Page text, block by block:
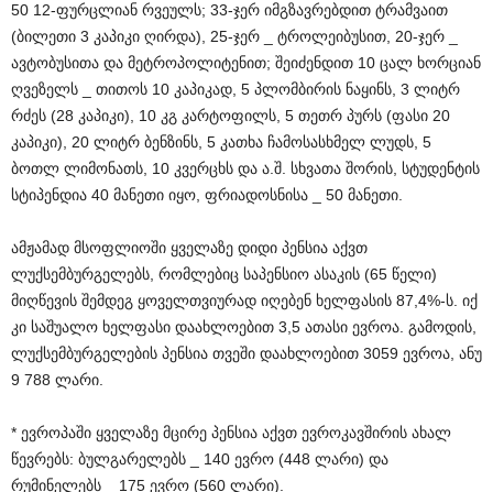
50 12-ფურცლიან რვეულს; 33-ჯერ იმგზავრებდით ტრამვაით
(ბილეთი 3 კაპიკი ღირდა), 25-ჯერ _ ტროლეიბუსით, 20-ჯერ _
ავტობუსითა და მეტროპოლიტენით; შეიძენდით 10 ცალ ხორციან
ღვეზელს _ თითოს 10 კაპიკად, 5 პლომბირის ნაყინს, 3 ლიტრ
რძეს (28 კაპიკი), 10 კგ კარტოფილს, 5 თეთრ პურს (ფასი 20
კაპიკი), 20 ლიტრ ბენზინს, 5 კათხა ჩამოსასხმელ ლუდს, 5
ბოთლ ლიმონათს, 10 კვერცხს და ა.შ. სხვათა შორის, სტუდენტის
სტიპენდია 40 მანეთი იყო, ფრიადოსნისა _ 50 მანეთი.
ამჟამად მსოფლიოში ყველაზე დიდი პენსია აქვთ
ლუქსემბურგელებს, რომლებიც საპენსიო ასაკის (65 წელი)
მიღწევის შემდეგ ყოველთვიურად იღებენ ხელფასის 87,4%-ს. იქ
კი საშუალო ხელფასი დაახლოებით 3,5 ათასი ევროა. გამოდის,
ლუქსემბურგელების პენსია თვეში დაახლოებით 3059 ევროა, ანუ
9 788 ლარი.
* ევროპაში ყველაზე მცირე პენსია აქვთ ევროკავშირის ახალ
წევრებს: ბულგარელებს _ 140 ევრო (448 ლარი) და
რუმინელებს _ 175 ევრო (560 ლარი).